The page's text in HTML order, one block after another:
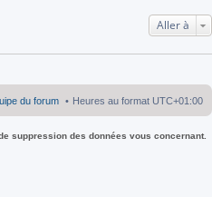
Aller à
Heures au format UTC+01:00
du forum
suppression des données vous concernant.